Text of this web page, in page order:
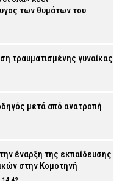
των θυμάτων του
τραυματισμένης γυναίκας
μετά από ανατροπή
έναρξη της εκπαίδευσης
στην Κομοτηνή